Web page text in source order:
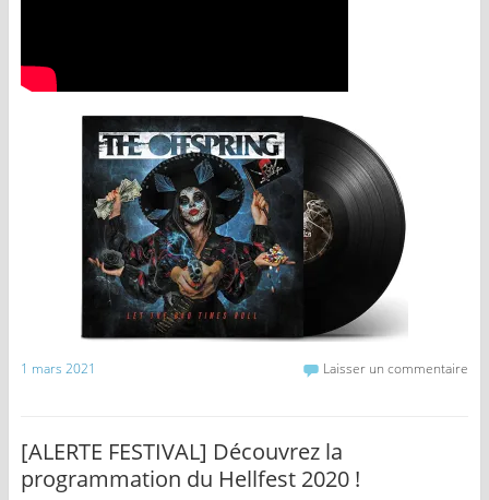
1 mars 2021 Laisser un commentaire
[ALERTE FESTIVAL] Découvrez la
programmation du Hellfest 2020 !